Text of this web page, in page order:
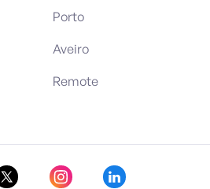
Porto
Aveiro
Remote